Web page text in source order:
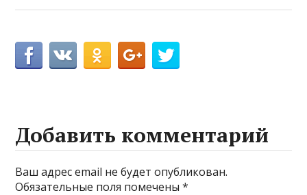
Добавить комментарий
Ваш адрес email не будет опубликован.
Обязательные поля помечены*